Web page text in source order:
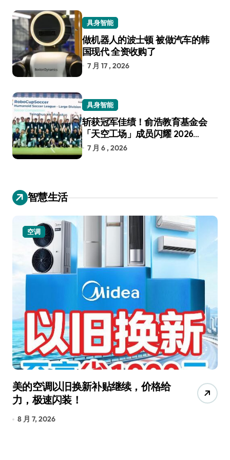
具身智能
做机器人的波士顿 被做汽车的韩
国现代 全资收购了
7 月 17 , 2026
具身智能
斩获冠军佳绩！俞浩教育基金会
「天空工场」成员闪耀 2026
RoboCup 机器人世界杯
7 月 6 , 2026
智慧生活
空调
美的空调以旧换新补贴继续，价格给
力，极速闪装！
8 月 7, 2026